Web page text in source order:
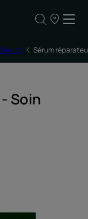
NOS
VENTE
Sérums Sérum
Soin